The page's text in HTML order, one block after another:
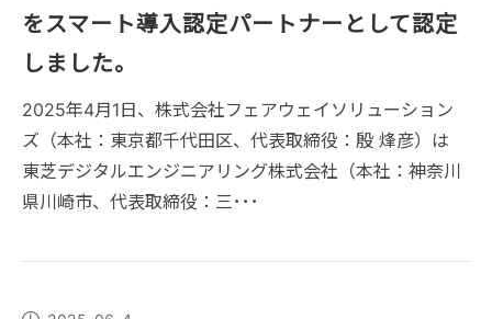
をスマート導入認定パートナーとして認定
しました。
2025年4月1日、株式会社フェアウェイソリューション
ズ（本社：東京都千代田区、代表取締役：殷 烽彦）は
東芝デジタルエンジニアリング株式会社（本社：神奈川
県川崎市、代表取締役：三･･･